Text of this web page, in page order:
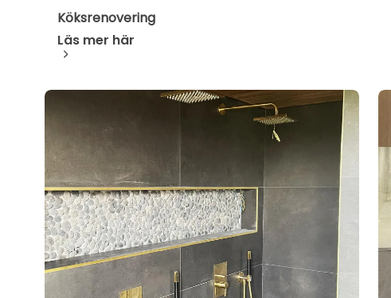
Köksrenovering
Läs mer här